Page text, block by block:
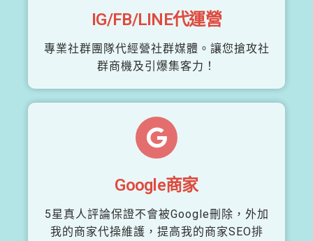
IG/FB/LINE代運營
專業社群團隊代經營社群媒體。讓您搶攻社
群商機及引爆集客力！
Google商家
5星真人評論保證不會被Google刪除，外加
我的商家代操維護，提高我的商家SEO排